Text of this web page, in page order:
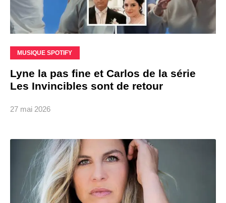
MUSIQUE SPOTIFY
Lyne la pas fine et Carlos de la série
Les Invincibles sont de retour
27 mai 2026